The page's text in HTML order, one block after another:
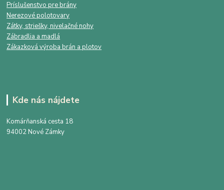
Príslušenstvo pre brány
Nerezové polotovary
Zátky, striešky, nivelačné nohy
Zábradlia a madlá
Zákazková výroba brán a plotov
Kde nás nájdete
Komárňanská cesta 18
94002 Nové Zámky